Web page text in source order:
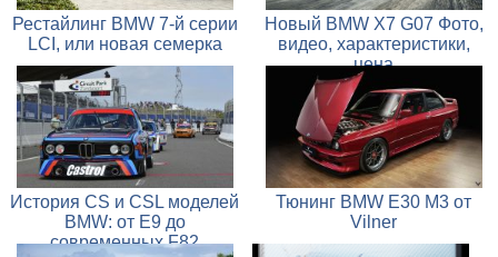
Рестайлинг BMW 7-й серии
LCI, или новая семерка
Новый BMW X7 G07 Фото,
видео, характеристики,
цена
История CS и CSL моделей
BMW: от E9 до
современных F82
Тюнинг BMW E30 M3 от
Vilner